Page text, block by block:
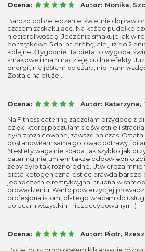
Ocena: Autor: Monika,
Bardzo dobre jedzenie, świetnie
czasem zaskakujące. Na każde pudełko
niecierpliwością. Jedzenie smakuje jak w
początkowo 5 dni na próbę, ale już po 2
kolejne 3 tygodnie. Ta dieta to wygoda,
smakowe i mam nadzieję cudne efekty.
energii, nie jestem ociężała, nie mam
Zostaję na dłużej.
Ocena: Autor: Katarzyna,
Na Fitness catering zaczęłam przygodę z
dzięki której poczułam się świetnie i
było zróżnicowane, zawsze na czas.
postanowiłam sama gotować potrawy i
Niestety waga nie spada tak szybko jak
catering, nie umiem także odpowiednio
żeby było tak różnorodne. Utwierdza mnie
dieta ketogeniczna jest co prawda bardzo
jednocześnie restrykcyjna i trudna w
prowadzeniu. Warto powierzyć jej
profesjonalistom, dlatego wracam do
polecam wszystkim niezdecydowanym :)
Ocena: Autor: Piotr,